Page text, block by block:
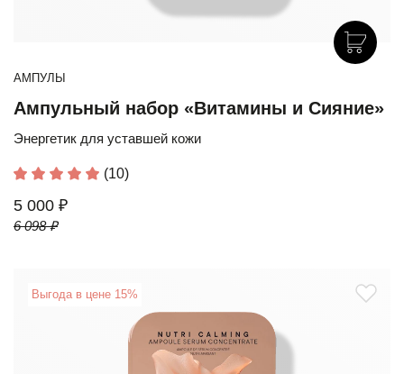
АМПУЛЫ
Ампульный набор «Витамины и Сияние»
Энергетик для уставшей кожи
(10)
5 000 ₽
6 098 ₽
Выгода в цене 15%